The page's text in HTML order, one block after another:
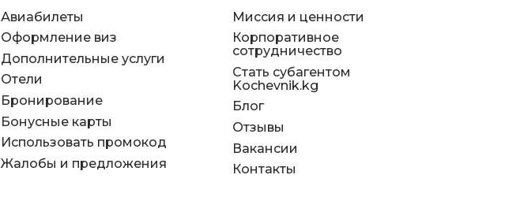
Авиабилеты
Оформление виз
Дополнительные услуги
Отели
Бронирование
Бонусные карты
Использовать промокод
Жалобы и предложения
Миссия и ценности
Корпоративное
сотрудничество
Стать субагентом
Kochevnik.kg
Блог
Отзывы
Вакансии
Контакты